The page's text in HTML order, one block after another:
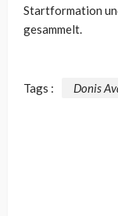
Startformation
gesammelt.
Tags : Donis